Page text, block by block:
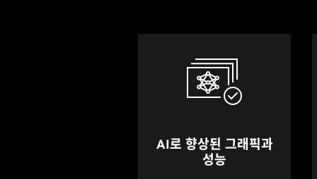
AI로 향상된 그래픽과
성능